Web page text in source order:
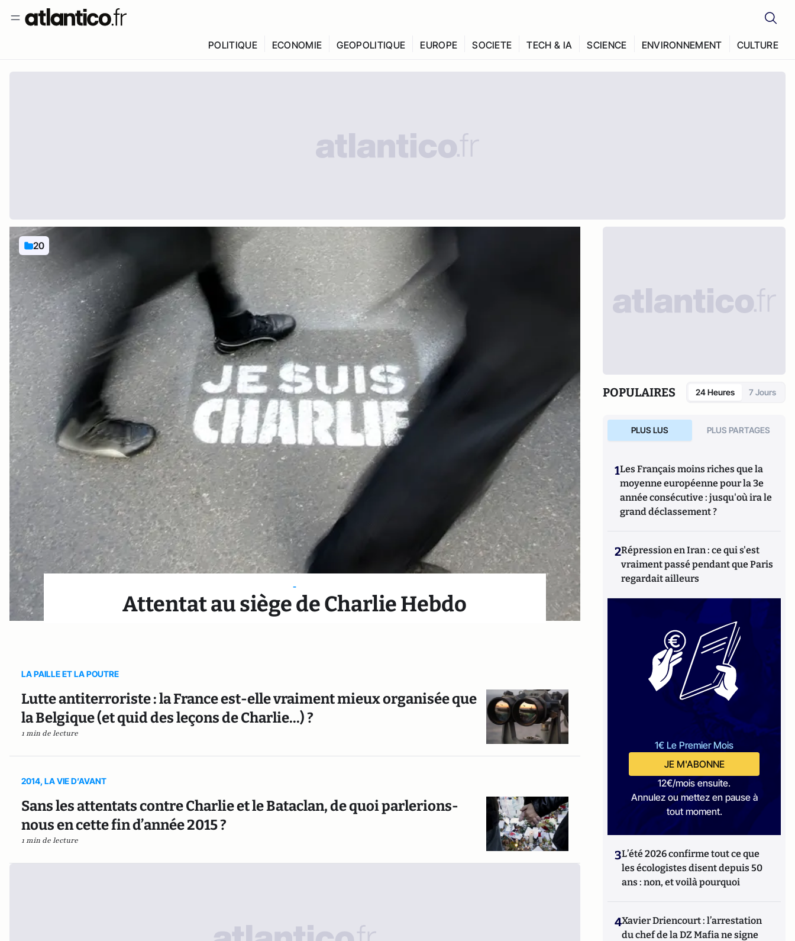
POLITIQUE ECONOMIE GEOPOLITIQUE EUROPE SOCIETE TECH & IA SCIENCE ENVIRONNEMENT CULTURE
20
-
Attentat au siège de Charlie Hebdo
LA PAILLE ET LA POUTRE
Lutte antiterroriste : la France est-elle vraiment mieux organisée que
la Belgique (et quid des leçons de Charlie...) ?
1 min de lecture
2014, LA VIE D’AVANT
Sans les attentats contre Charlie et le Bataclan, de quoi parlerions-
nous en cette fin d’année 2015 ?
1 min de lecture
POPULAIRES 24 Heures 7 Jours
PLUS LUS PLUS PARTAGES
1Les Français moins riches que la
moyenne européenne pour la 3e
année consécutive : jusqu'où ira le
grand déclassement ?
2Répression en Iran : ce qui s'est
vraiment passé pendant que Paris
regardait ailleurs
1€ Le Premier Mois
JE M'ABONNE
12€/mois ensuite.
Annulez ou mettez en pause à
tout moment.
3L’été 2026 confirme tout ce que
les écologistes disent depuis 50
ans : non, et voilà pourquoi
4Xavier Driencourt : l’arrestation
du chef de la DZ Mafia ne signe